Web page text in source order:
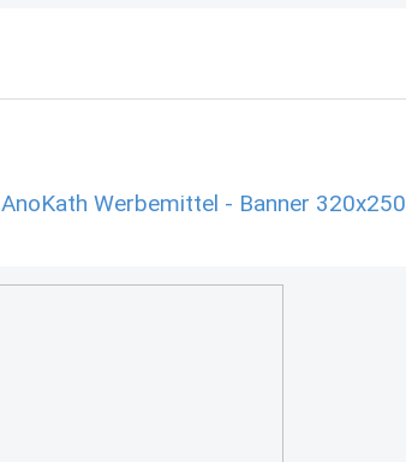
AnoKath Werbemittel - Banner 320x250